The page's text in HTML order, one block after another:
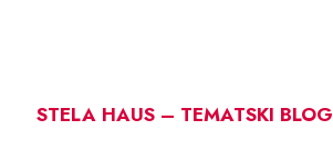
STELA HAUS – TEMATSKI BLOG